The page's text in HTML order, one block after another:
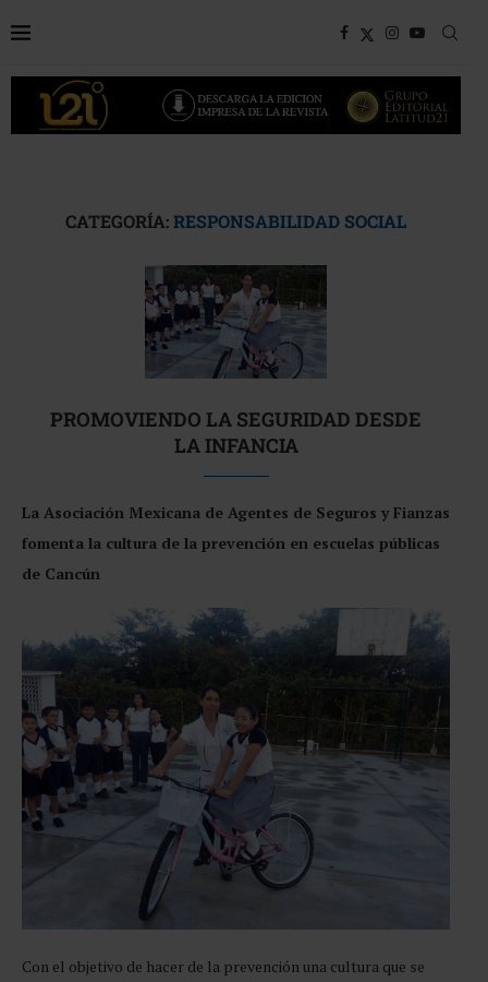
CATEGORÍA:RESPONSABILIDAD SOCIAL
PROMOVIENDO LA SEGURIDAD DESDE
LA INFANCIA
La Asociación Mexicana de Agentes de Seguros y Fianzas
fomenta la cultura de la prevención en escuelas públicas
de Cancún
Con el objetivo de hacer de la prevención una cultura que se